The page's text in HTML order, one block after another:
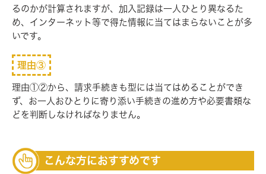
るのかが計算されますが、加入記録は一人ひとり異なるた
め、インターネット等で得た情報に当てはまらないことが多
いです。
理由③
理由①②から、請求手続きも型には当てはめることができ
ず、お一人おひとりに寄り添い手続きの進め方や必要書類な
どを判断しなければなりません。
こんな方におすすめです